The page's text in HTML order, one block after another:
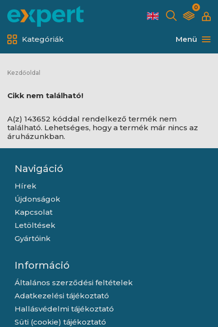
0
Menü
Kategóriák
Kezdőoldal
Cikk nem található!
A(z) 143652 kóddal rendelkező termék nem
található. Lehetséges, hogy a termék már nincs az
áruházunkban.
Navigáció
Hírek
Újdonságok
Kapcsolat
Letöltések
Gyártóink
Információ
Általános szerződési feltételek
Adatkezelési tájékoztató
Hallásvédelmi tájékoztató
Süti (cookie) tájékoztató